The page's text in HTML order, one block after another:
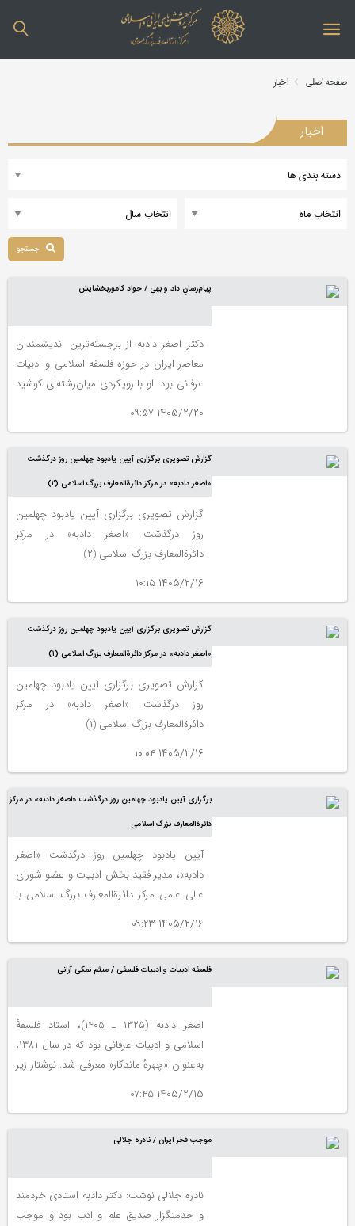
صفحه اصلی اخبار
اخبار
پیام‌رسانِ داد و بهی / جواد کاموربخشایش
دکتر اصغر دادبه از برجسته‌ترین اندیشمندان
معاصر ایران در حوزه فلسفه اسلامی و ادبیات
عرفانی بود. او با رویکردی میان‌رشته‌ای کوشید
1405/2/20 ۰۹:۵۷
گزارش تصویری برگزاری آیین یادبود چهلمین روز درگذشت
«اصغر دادبه» در مرکز دائرةالمعارف بزرگ اسلامی (۲)
گزارش تصویری برگزاری آیین یادبود چهلمین
روز درگذشت «اصغر دادبه» در مرکز
دائرةالمعارف بزرگ اسلامی (۲)
1405/2/16 ۱۰:۱۵
گزارش تصویری برگزاری آیین یادبود چهلمین روز درگذشت
«اصغر دادبه» در مرکز دائرةالمعارف بزرگ اسلامی (۱)
گزارش تصویری برگزاری آیین یادبود چهلمین
روز درگذشت «اصغر دادبه» در مرکز
دائرةالمعارف بزرگ اسلامی (۱)
1405/2/16 ۱۰:۰۴
برگزاری آیین یادبود چهلمین روز درگذشت «اصغر دادبه» در مرکز
دائرةالمعارف بزرگ اسلامی
آیین یادبود چهلمین روز درگذشت «اصغر
دادبه»، مدیر فقید بخش ادبیات و عضو شورای
عالی علمی مرکز دائرة‌المعارف بزرگ اسلامی با
1405/2/16 ۰۹:۲۳
فلسفه ادبیات و ادبیات فلسفی / میثم نمکی آرانی
اصغر دادبه (۱۳۲۵ ـ ۱۴۰۵)، استاد فلسفهٔ
اسلامی و ادبیات عرفانی بود که در سال ۱۳۸۱،
به‌عنوان «چهرهٔ ماندگار» معرفی شد. نوشتار زیر
1405/2/15 ۰۷:۴۵
موجب فخر ایران / نادره جلالی
نادره جلالی نوشت:‌ دکتر دادبه استادی خردمند
و خدمتگزار صدیق علم و ادب بود و موجب